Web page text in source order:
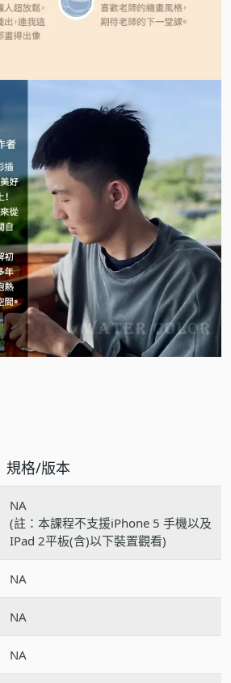
規格/版本
NA
(註：本課程不支援iPhone 5 手機以及
IPad 2平板(含)以下裝置觀看)
NA
NA
NA